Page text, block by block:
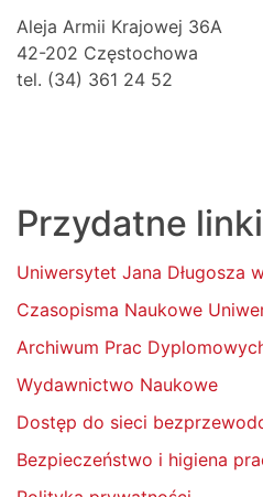
Aleja Armii Krajowej 36A
42-202 Częstochowa
tel. (34) 361 24 52
Przydatne linki
Uniwersytet Jana Długosza
Czasopisma Naukowe
Archiwum Prac
Wydawnictwo Naukowe
Dostęp do sieci
Bezpieczeństwo i higiena